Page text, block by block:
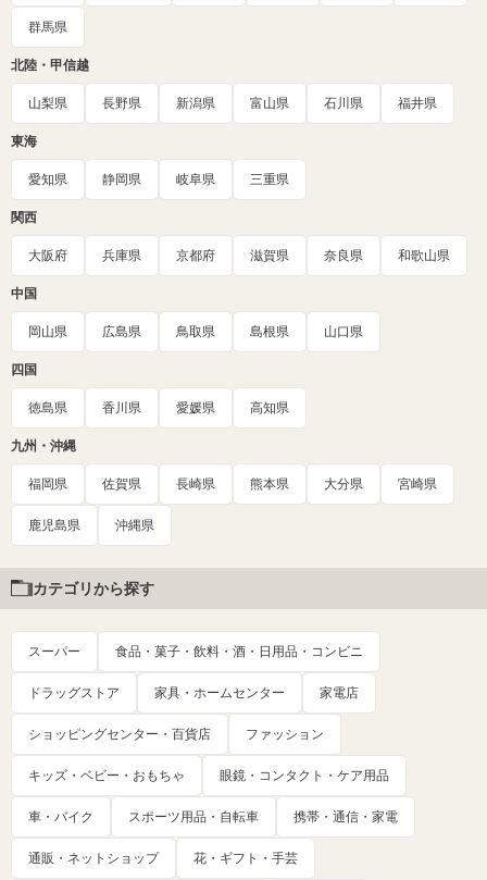
群馬県
北陸・甲信越
山梨県 長野県 新潟県 富山県 石川県 福井県
東海
愛知県 静岡県 岐阜県 三重県
関西
大阪府 兵庫県 京都府 滋賀県 奈良県 和歌山県
中国
岡山県 広島県 鳥取県 島根県 山口県
四国
徳島県 香川県 愛媛県 高知県
九州・沖縄
福岡県 佐賀県 長崎県 熊本県 大分県 宮崎県
鹿児島県 沖縄県
カテゴリから探す
スーパー 食品・菓子・飲料・酒・日用品・コンビニ
ドラッグストア 家具・ホームセンター 家電店
ショッピングセンター・百貨店 ファッション
キッズ・ベビー・おもちゃ 眼鏡・コンタクト・ケア用品
車・バイク スポーツ用品・自転車 携帯・通信・家電
通販・ネットショップ 花・ギフト・手芸